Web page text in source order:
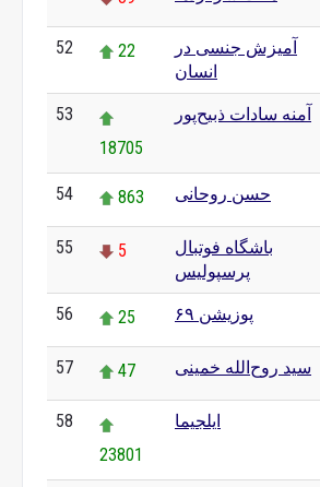
52 22
آمیزش جنسی در
انسان
53
18705
آمنه سادات ذبیح‌پور
54 863 حسن روحانی
55 5
باشگاه فوتبال
پرسپولیس
56 25 پوزیشن ۶۹
57 47 سید روح‌الله خمینی
58
23801
ایلجیما